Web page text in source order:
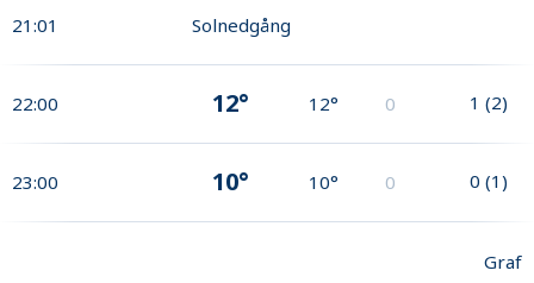
21:01 Solnedgång
22:00 12° 12° 0 1 (2)
23:00 10° 10° 0 0 (1)
Graf